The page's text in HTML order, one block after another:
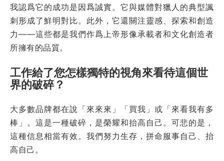
我認爲它的成功是因爲誠實。它與媒體對獵人的典型諷
刺形成了鮮明對比。此外，它還關注靈感、探索和創造
力——這些都是我們作爲上帝形像承載者和文化創造者
所擁有的品質。
工作給了您怎樣獨特的視角來看待這個世
界的破碎？
大多數品牌都在說「來來來」「買我」或「來看我有多
棒」。這是一種破碎，是榮耀和抬高自己。可悲的是，
這種信息相當有效。我們努力生存，拼命服事自己、抬
高自己。